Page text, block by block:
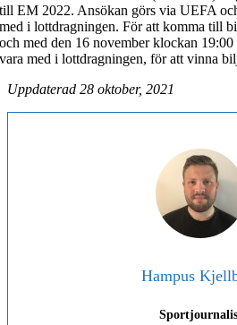
till EM 2022. Ansökan görs via UEFA
med i lottdragningen. För att komma till
och med den 16 november klockan 19:00
vara med i lottdragningen, för att vinna
Uppdaterad 28 oktober, 2021
Hampus